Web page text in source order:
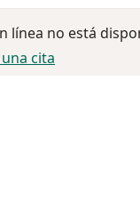
línea no está
cita